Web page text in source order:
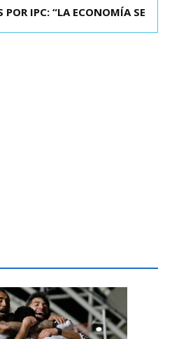
EL PRESIDENTE ELECTO DE
IPC: “LA ECONOMÍA SE